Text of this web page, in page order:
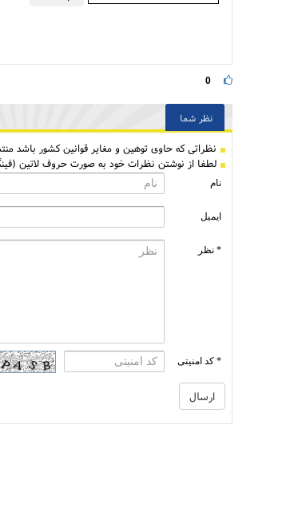
0
نظر شما
نظراتی كه حاوی توهین و مغایر قوانین کشور باشد
لطفا از نوشتن نظرات خود به صورت حروف لاتین
نام
ایمیل
* نظر
* کد امنیتی